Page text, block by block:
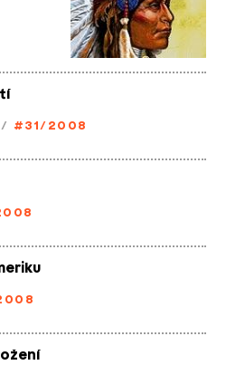
/ #31/2008